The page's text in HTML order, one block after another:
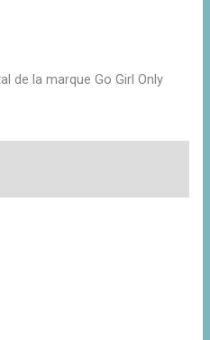
de la marque Go Girl Only